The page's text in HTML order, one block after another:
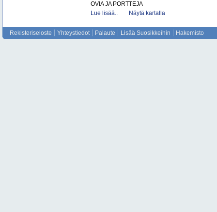
OVIA JA PORTTEJA
Lue lisää..
Näytä kartalla
Rekisteriseloste Yhteystiedot Palaute Lisää Suosikkeihin Hakemisto